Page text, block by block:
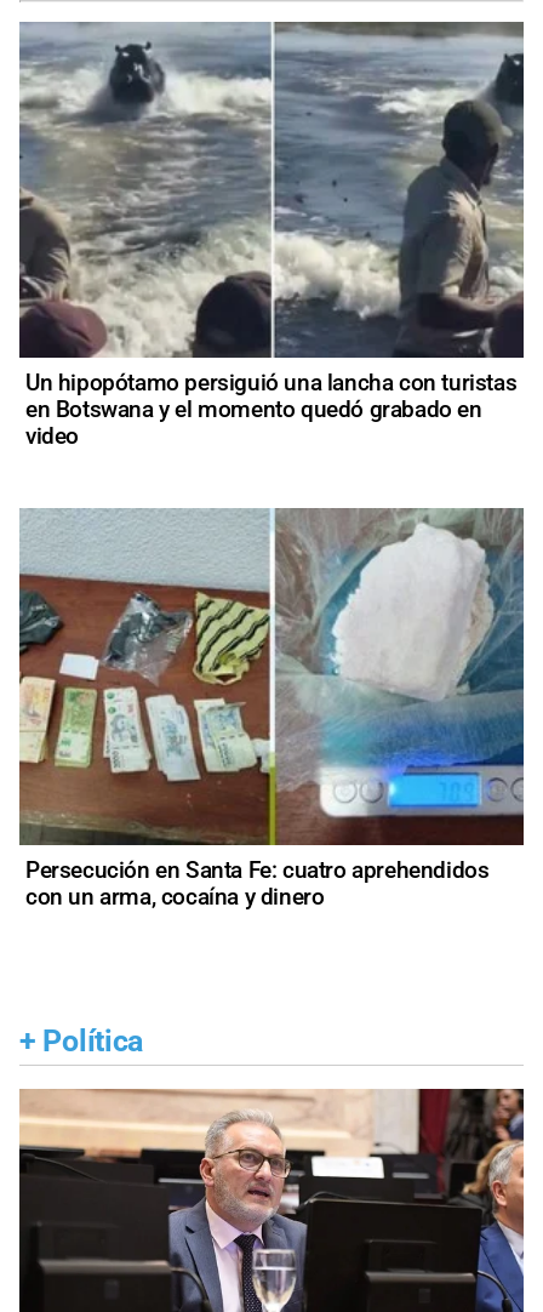
Un hipopótamo persiguió una lancha con turistas
en Botswana y el momento quedó grabado en
video
Persecución en Santa Fe: cuatro aprehendidos
con un arma, cocaína y dinero
+ Política